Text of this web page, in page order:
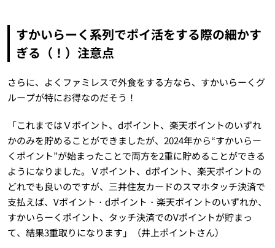
すかいらーく系列でポイ活をする際の細かす
ぎる（！）注意点
さらに、よくファミレスで外食をする方なら、すかいらーくグ
ループが特にお得なのだそう！
「これまではＶポイント、dポイント、楽天ポイントのいずれ
かのみを貯めることができましたが、2024年から“すかいらー
くポイント”が始まったことで両方を2重に貯めることができる
ようになりました。Ｖポイント、dポイント、楽天ポイントの
どれでも良いのですが、三井住友カードのスマホタッチ決済で
支払えば、Vポイント・dポイント・楽天ポイントのいずれか、
すかいらーくポイント、タッチ決済でのVポイントが貯まっ
て、結果3重取りになります」（井上ポイントさん）